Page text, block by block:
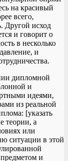
на красивый
всего,
Другой исход
и говорит о
в несколько
и
дипломной
и
идеями,
из реальной
[указать
теории, а
или
ситуации в этой
и